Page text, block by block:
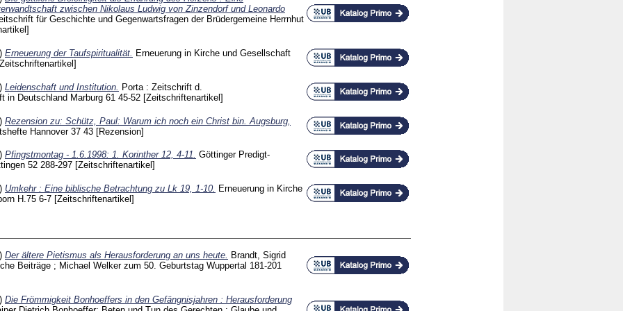
zwischen Nikolaus Ludwig von Zinzendorf und Leonardo
für Geschichte und Gegenwartsfragen der Brüdergemeine Herrnhut
Erneuerung der Taufspiritualität.
Erneuerung in Kirche und Gesellschaft
Leidenschaft und Institution. Porta : Zeitschrift d.
in Deutschland Marburg 61 45-52 [Zeitschriftenartikel]
Rezension zu: Schütz, Paul: Warum ich noch ein Christ bin. Augsburg,
Hannover 37 43 [Rezension]
Pfingstmontag - 1.6.1998: 1. Korinther 12, 4-11. Göttinger Predigt-
52 288-297 [Zeitschriftenartikel]
Umkehr : Eine biblische Betrachtung zu Lk 19, 1-10. Erneuerung in Kirche
H.75 6-7 [Zeitschriftenartikel]
Der ältere Pietismus als Herausforderung an uns heute.
Brandt, Sigrid
Beiträge ; Michael Welker zum 50. Geburtstag Wuppertal 181-201
Die Frömmigkeit Bonhoeffers in den Gefängnisjahren : Herausforderung